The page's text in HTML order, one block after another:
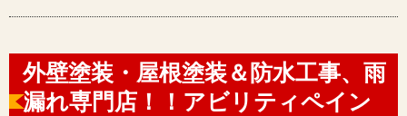
外壁塗装・屋根塗装＆防水工事、雨
漏れ専門店！！アビリティペイン